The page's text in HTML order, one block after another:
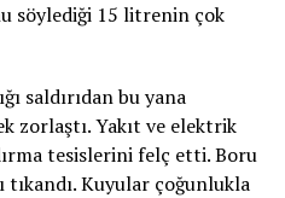
söylediği 15 litrenin çok
saldırıdan bu yana
zorlaştı. Yakıt ve elektrik
tesislerini felç etti. Boru
Kuyular çoğunlukla